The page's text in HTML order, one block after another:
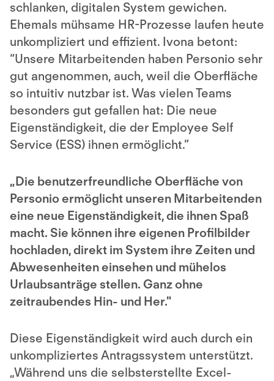
schlanken, digitalen System gewichen.
Ehemals mühsame HR-Prozesse laufen heute
unkompliziert und effizient. Ivona betont:
“Unsere Mitarbeitenden haben Personio sehr
gut angenommen, auch, weil die Oberfläche
so intuitiv nutzbar ist. Was vielen Teams
besonders gut gefallen hat: Die neue
Eigenständigkeit, die der Employee Self
Service (ESS) ihnen ermöglicht.”
„Die benutzerfreundliche Oberfläche von
Personio ermöglicht unseren Mitarbeitenden
eine neue Eigenständigkeit, die ihnen Spaß
macht. Sie können ihre eigenen Profilbilder
hochladen, direkt im System ihre Zeiten und
Abwesenheiten einsehen und mühelos
Urlaubsanträge stellen. Ganz ohne
zeitraubendes Hin- und Her."
Diese Eigenständigkeit wird auch durch ein
unkompliziertes Antragssystem unterstützt.
„Während uns die selbsterstellte Excel-